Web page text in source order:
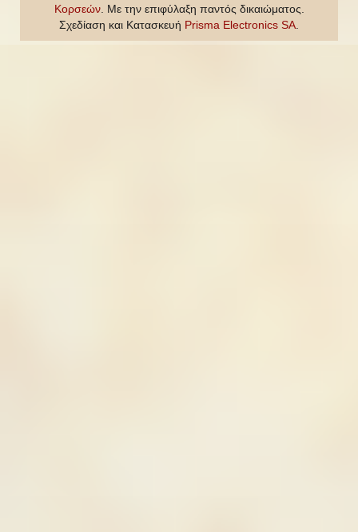
Κορσεών. Με την επιφύλαξη παντός δικαιώματος.
Σχεδίαση και Κατασκευή Prisma Electronics SA